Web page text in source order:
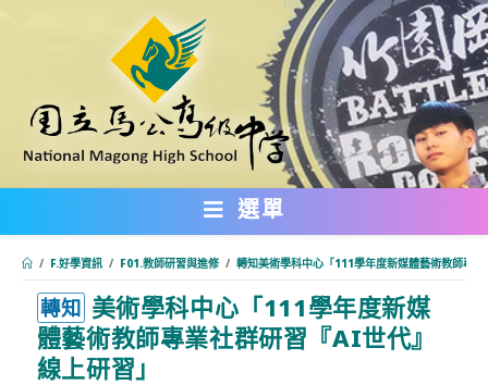
內
選單
/ F.好學資訊 / F01.教師研習與進修 / 轉知美術學科中心「111學年度新媒體藝術教師專
轉知 美術學科中心「111學年度新媒
體藝術教師專業社群研習『AI世代』
線上研習」